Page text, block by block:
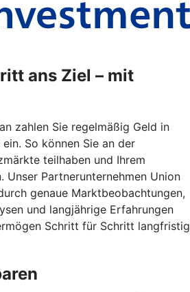
ans Ziel – mit
zahlen Sie regelmäßig Geld in
So können Sie an der
teilhaben und Ihrem
Unser Partnerunternehmen Union
genaue Marktbeobachtungen,
und langjährige Erfahrungen
Schritt für Schritt langfristig